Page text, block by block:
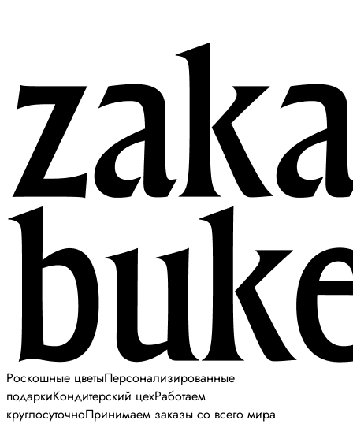
Роскошные цветыПерсонализированные
подаркиКондитерский цехРаботаем
круглосуточноПринимаем заказы со всего мира